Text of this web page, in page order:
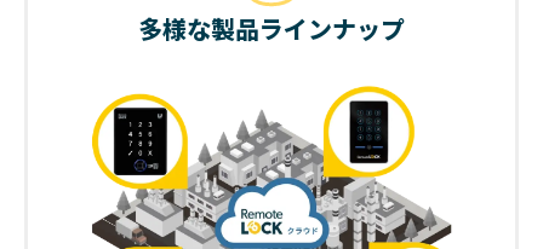
多様な製品ラインナップ